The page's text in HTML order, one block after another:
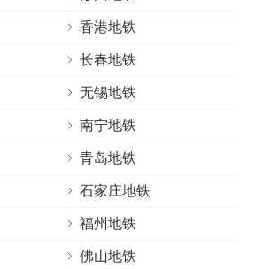
香港地铁
长春地铁
无锡地铁
南宁地铁
青岛地铁
石家庄地铁
福州地铁
佛山地铁